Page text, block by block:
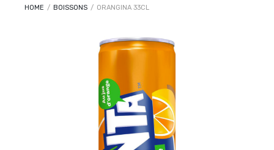
HOME / BOISSONS / ORANGINA 33CL